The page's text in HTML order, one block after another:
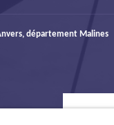
département Malines